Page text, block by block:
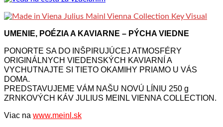
UMENIE, POÉZIA A KAVIARNE – PÝCHA VIEDNE
PONORTE SA DO INŠPIRUJÚCEJ ATMOSFÉRY
ORIGINÁLNYCH VIEDENSKÝCH KAVIARNÍ A
VYCHUTNAJTE SI TIETO OKAMIHY PRIAMO U VÁS
DOMA.
PREDSTAVUJEME VÁM NAŠU NOVÚ LÍNIU 250 g
ZRNKOVÝCH KÁV JULIUS MEINL VIENNA COLLECTION.
Viac na www.meinl.sk